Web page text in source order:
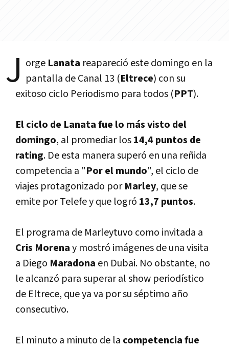
J orge Lanata reapareció este domingo en la
pantalla de Canal 13 (Eltrece) con su
exitoso ciclo Periodismo para todos (PPT).
El ciclo de Lanata fue lo más visto del
domingo, al promediar los14,4 puntos de
rating. De esta manera superó en una reñida
competencia a "Por el mundo", el ciclo de
viajes protagonizado porMarley, que se
emite por Telefe y que logró 13,7 puntos.
El programa de Marleytuvo como invitada a
Cris Morenay mostró imágenes de una visita
a Diego Maradona en Dubai. No obstante, no
le alcanzó para superar al show periodí­stico
de Eltrece, que ya va por su séptimo año
consecutivo.
El minuto a minuto de la competencia fue